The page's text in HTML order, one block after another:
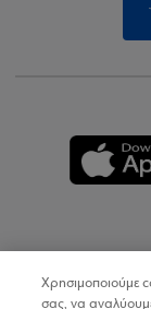
Χρησιμοποιούμε
σας, να